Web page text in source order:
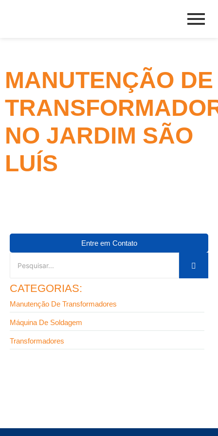
MANUTENÇÃO DE
NO JARDIM SÃO
LUÍS
Entre em Contato
CATEGORIAS:
Manutenção De Transformadores
Máquina De Soldagem
Transformadores